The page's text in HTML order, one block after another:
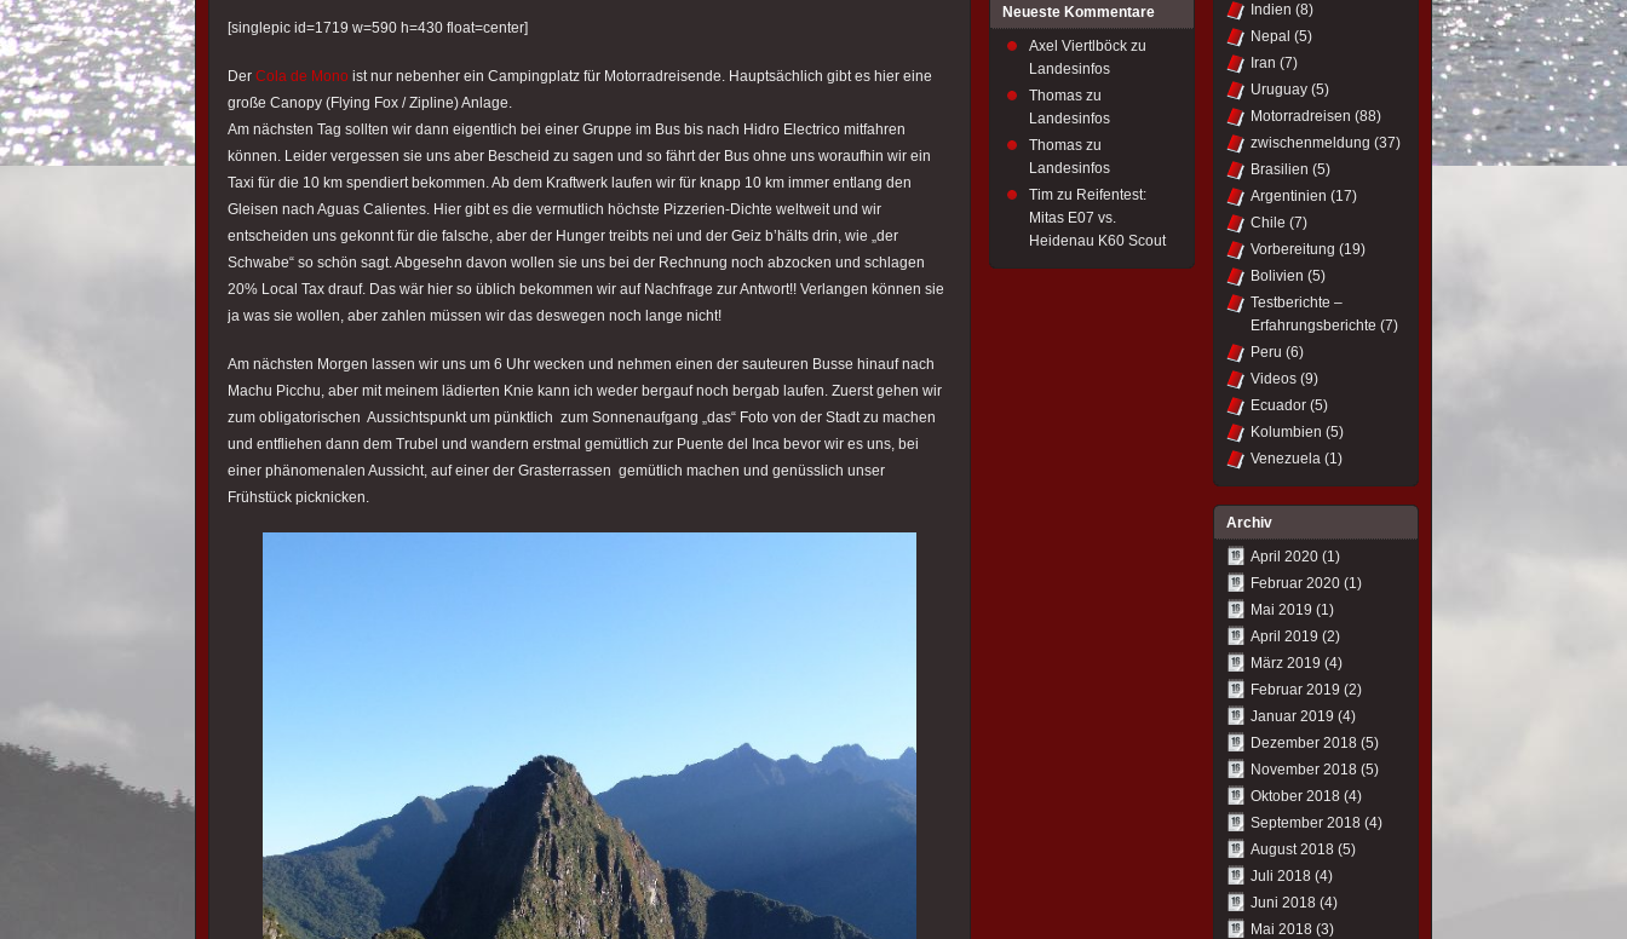
[singlepic id=1719 w=590 h=430 float=center]
Der Cola de Mono ist nur nebenher ein Campingplatz für Motorradreisende. Hauptsächlich gibt es hier eine
große Canopy (Flying Fox / Zipline) Anlage.
Am nächsten Tag sollten wir dann eigentlich bei einer Gruppe im Bus bis nach Hidro Electrico mitfahren
können. Leider vergessen sie uns aber Bescheid zu sagen und so fährt der Bus ohne uns woraufhin wir ein
Taxi für die 10 km spendiert bekommen. Ab dem Kraftwerk laufen wir für knapp 10 km immer entlang den
Gleisen nach Aguas Calientes. Hier gibt es die vermutlich höchste Pizzerien-Dichte weltweit und wir
entscheiden uns gekonnt für die falsche, aber der Hunger treibts nei und der Geiz b’hälts drin, wie „der
Schwabe“ so schön sagt. Abgesehn davon wollen sie uns bei der Rechnung noch abzocken und schlagen
20% Local Tax drauf. Das wär hier so üblich bekommen wir auf Nachfrage zur Antwort!! Verlangen können sie
ja was sie wollen, aber zahlen müssen wir das deswegen noch lange nicht!
Am nächsten Morgen lassen wir uns um 6 Uhr wecken und nehmen einen der sauteuren Busse hinauf nach
Machu Picchu, aber mit meinem lädierten Knie kann ich weder bergauf noch bergab laufen. Zuerst gehen wir
zum obligatorischen Aussichtspunkt um pünktlich zum Sonnenaufgang „das“ Foto von der Stadt zu machen
und entfliehen dann dem Trubel und wandern erstmal gemütlich zur Puente del Inca bevor wir es uns, bei
einer phänomenalen Aussicht, auf einer der Grasterrassen gemütlich machen und genüsslich unser
Frühstück picknicken.
Indien (8)
Nepal (5)
Iran (7)
Uruguay (5)
Motorradreisen (88)
zwischenmeldung (37)
Brasilien (5)
Argentinien (17)
Chile (7)
Vorbereitung (19)
Bolivien (5)
Testberichte –
Erfahrungsberichte (7)
Peru (6)
Videos (9)
Ecuador (5)
Kolumbien (5)
Venezuela (1)
Archiv
April 2020 (1)
Februar 2020 (1)
Mai 2019 (1)
April 2019 (2)
März 2019 (4)
Februar 2019 (2)
Januar 2019 (4)
Dezember 2018 (5)
November 2018 (5)
Oktober 2018 (4)
September 2018 (4)
August 2018 (5)
Juli 2018 (4)
Juni 2018 (4)
Mai 2018 (3)
Neueste Kommentare
Axel Viertlböck zu
Landesinfos
Thomas zu
Landesinfos
Thomas zu
Landesinfos
Tim zu Reifentest:
Mitas E07 vs.
Heidenau K60 Scout